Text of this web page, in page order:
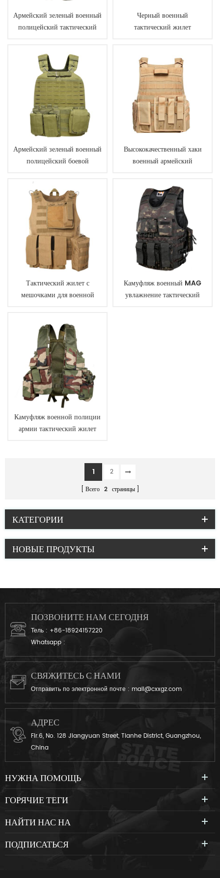
Армейский зеленый военный
полицейский тактический
Черный военный
тактический жилет
Армейский зеленый военный
полицейский боевой
Высококачественный хаки
военный армейский
тактический жилет
Тактический жилет с
мешочками для военной
Камуфляж военный MAG
увлажнение тактический
Камуфляж военной полиции
армии тактический жилет
1
2
Всего 2 страницы
КАТЕГОРИИ
НОВЫЕ ПРОДУКТЫ
ПОЗВОНИТЕ НАМ СЕГОДНЯ
Тель : +86-18924157220
Whatsapp :
СВЯЖИТЕСЬ С НАМИ
Отправить по электронной почте : mail@cxxgz.com
АДРЕС
Flr.6, No. 128 Jiangyuan Street, Tianhe District, Guangzhou,
China
НУЖНА ПОМОЩЬ
ГОРЯЧИЕ ТЕГИ
НАЙТИ НАС НА
ПОДПИСАТЬСЯ